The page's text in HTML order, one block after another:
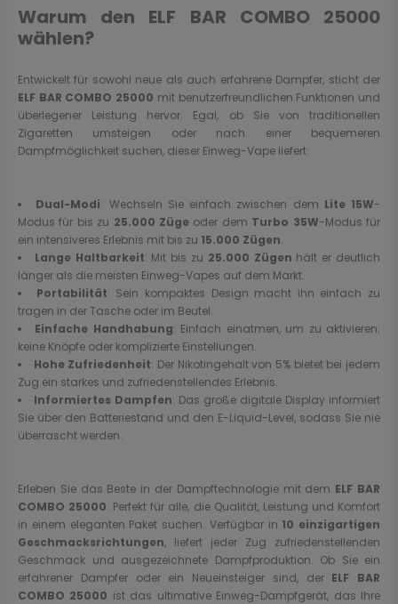
Warum den ELF BAR COMBO 25000
wählen?
Entwickelt für sowohl neue als auch erfahrene Dampfer, sticht der
ELF BAR COMBO 25000 mit benutzerfreundlichen Funktionen und
überlegener Leistung hervor. Egal, ob Sie von traditionellen
Zigaretten umsteigen oder nach einer bequemeren
Dampfmöglichkeit suchen, dieser Einweg-Vape liefert:
Dual-Modi: Wechseln Sie einfach zwischen dem Lite 15W-
Modus für bis zu 25.000 Züge oder dem Turbo 35W-Modus für
ein intensiveres Erlebnis mit bis zu 15.000 Zügen.
Lange Haltbarkeit: Mit bis zu 25.000 Zügen hält er deutlich
länger als die meisten Einweg-Vapes auf dem Markt.
Portabilität: Sein kompaktes Design macht ihn einfach zu
tragen in der Tasche oder im Beutel.
Einfache Handhabung: Einfach einatmen, um zu aktivieren;
keine Knöpfe oder komplizierte Einstellungen.
Hohe Zufriedenheit: Der Nikotingehalt von 5% bietet bei jedem
Zug ein starkes und zufriedenstellendes Erlebnis.
Informiertes Dampfen: Das große digitale Display informiert
Sie über den Batteriestand und den E-Liquid-Level, sodass Sie nie
überrascht werden.
Erleben Sie das Beste in der Dampftechnologie mit dem ELF BAR
COMBO 25000. Perfekt für alle, die Qualität, Leistung und Komfort
in einem eleganten Paket suchen. Verfügbar in 10 einzigartigen
Geschmacksrichtungen, liefert jeder Zug zufriedenstellenden
Geschmack und ausgezeichnete Dampfproduktion. Ob Sie ein
erfahrener Dampfer oder ein Neueinsteiger sind, der ELF BAR
COMBO 25000 ist das ultimative Einweg-Dampfgerät, das Ihre